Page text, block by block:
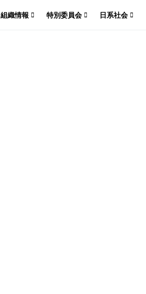
組織情報 特別委員会 日系社会